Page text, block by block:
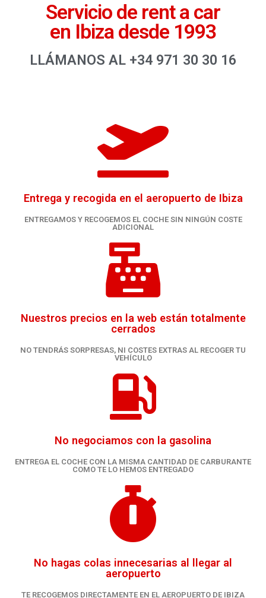
Servicio de rent a car
en Ibiza desde 1993
LLÁMANOS AL +34 971 30 30 16
Entrega y recogida en el aeropuerto de Ibiza
ENTREGAMOS Y RECOGEMOS EL COCHE SIN NINGÚN COSTE
ADICIONAL
Nuestros precios en la web están totalmente
cerrados
NO TENDRÁS SORPRESAS, NI COSTES EXTRAS AL RECOGER TU
VEHÍCULO
No negociamos con la gasolina
ENTREGA EL COCHE CON LA MISMA CANTIDAD DE CARBURANTE
COMO TE LO HEMOS ENTREGADO
No hagas colas innecesarias al llegar al
aeropuerto
TE RECOGEMOS DIRECTAMENTE EN EL AEROPUERTO DE IBIZA